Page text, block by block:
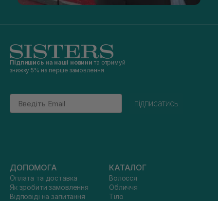
Підпишись на наші новини та отримуй
знижку 5% на перше замовлення
Email
підписатись
ДОПОМОГА
Оплата та доставка
Як зробити замовлення
Відповіді на запитання
КАТАЛОГ
Волосся
Обличчя
Тіло